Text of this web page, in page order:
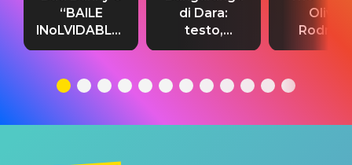
“BAILE
INoLVIDABLE”:
testo,
significato
di Dara:
testo,
traduzione e
del singolo
Olivia
testo,